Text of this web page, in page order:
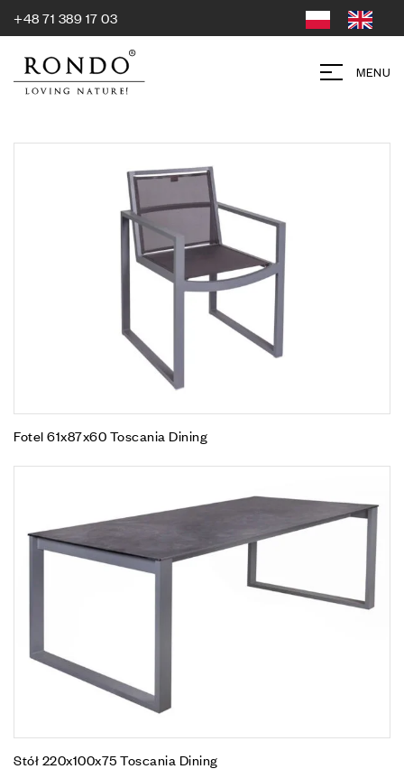
+48 71 389 17 03
MENU
Fotel 61x87x60 Toscania Dining
Stół 220x100x75 Toscania Dining